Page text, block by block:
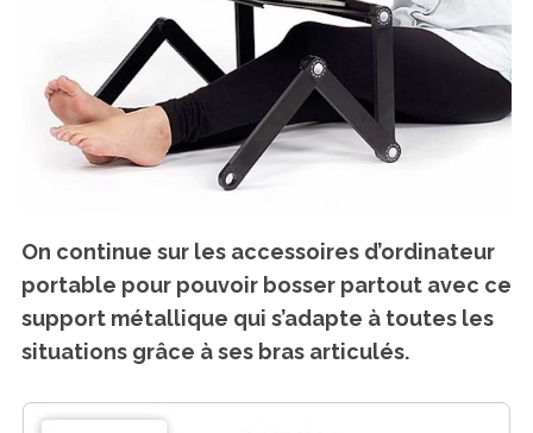
On continue sur les accessoires d’ordinateur
portable pour pouvoir bosser partout avec ce
support métallique qui s’adapte à toutes les
situations grâce à ses bras articulés.